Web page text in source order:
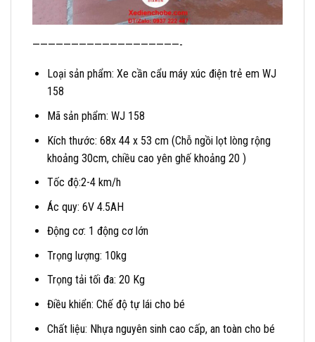
———————————————————-
Loại sản phẩm: Xe cần cẩu máy xúc điện trẻ em WJ
158
Mã sản phẩm: WJ 158
Kích thước: 68x 44 x 53 cm (Chỗ ngồi lọt lòng rộng
khoảng 30cm, chiều cao yên ghế khoảng 20 )
Tốc độ:2-4 km/h
Ác quy: 6V 4.5AH
Động cơ: 1 động cơ lớn
Trọng lượng: 10kg
Trọng tải tối đa: 20 Kg
Điều khiển: Chế độ tự lái cho bé
Chất liệu: Nhựa nguyên sinh cao cấp, an toàn cho bé